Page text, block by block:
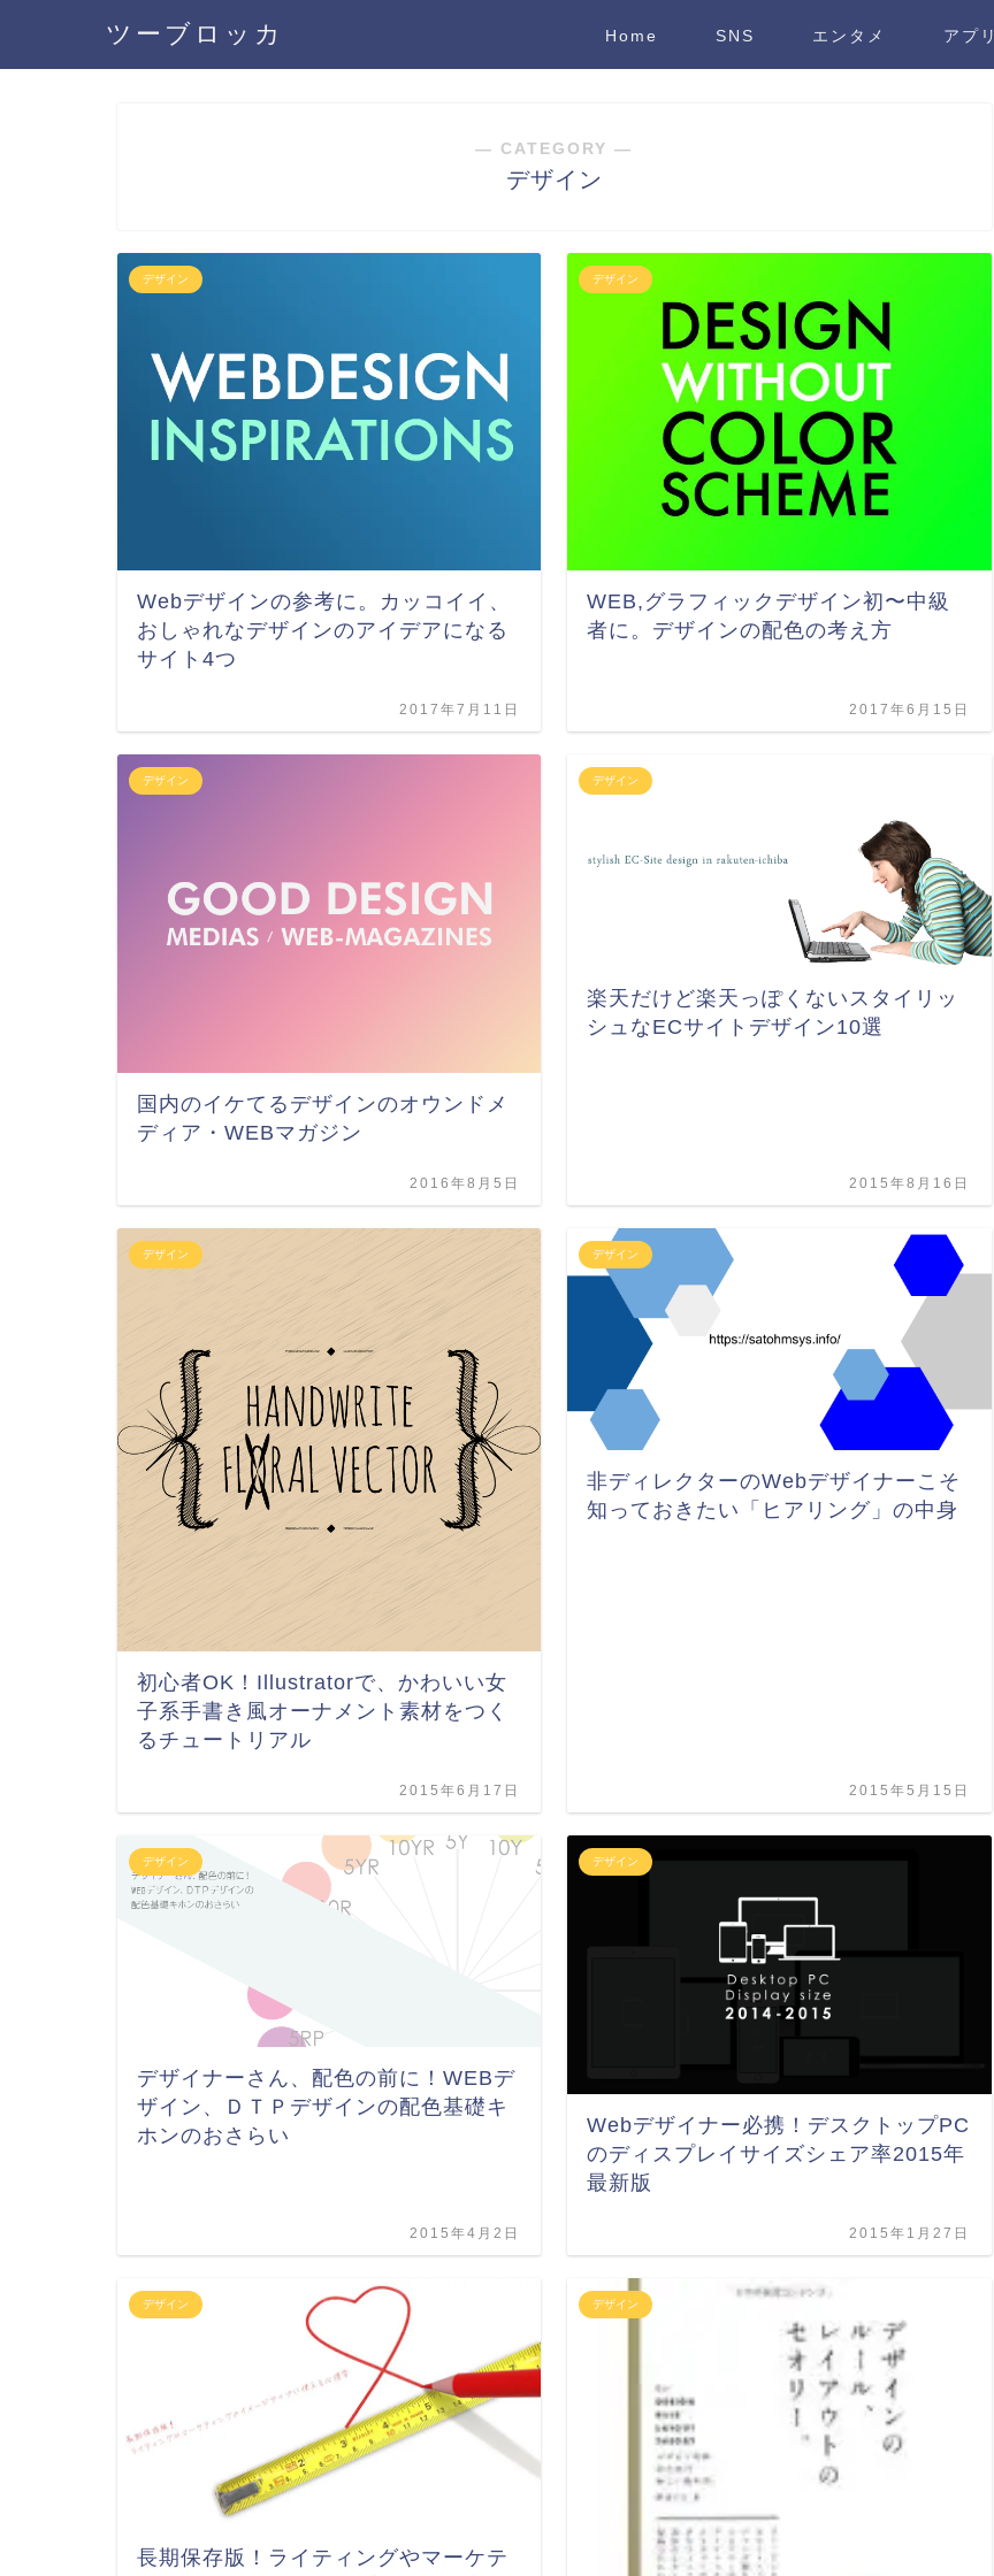
ツーブロッカ Home SNS エンタメ アプリ
― CATEGORY ―
デザイン
デザイン
Webデザインの参考に。カッコイイ、
おしゃれなデザインのアイデアになる
サイト4つ
2017年7月11日
デザイン
WEB,グラフィックデザイン初〜中級
者に。デザインの配色の考え方
2017年6月15日
デザイン
国内のイケてるデザインのオウンドメ
ディア・WEBマガジン
2016年8月5日
デザイン
楽天だけど楽天っぽくないスタイリッ
シュなECサイトデザイン10選
2015年8月16日
デザイン
初心者OK！Illustratorで、かわいい女
子系手書き風オーナメント素材をつく
るチュートリアル
2015年6月17日
デザイン
非ディレクターのWebデザイナーこそ
知っておきたい「ヒアリング」の中身
2015年5月15日
デザイン
デザイナーさん、配色の前に！WEBデ
ザイン、ＤＴＰデザインの配色基礎キ
ホンのおさらい
2015年4月2日
デザイン
Webデザイナー必携！デスクトップPC
のディスプレイサイズシェア率2015年
最新版
2015年1月27日
デザイン
長期保存版！ライティングやマーケテ
デザイン